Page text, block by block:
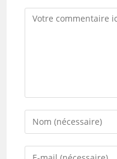
Comment
Enter
your
name
Enter